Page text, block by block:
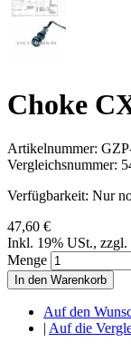
Choke
Artikelnummer:
Vergleichsnummer:
Verfügbarkeit: Nur
47,60 €
Inkl. 19% USt., zzgl.
Menge
In den Warenkorb
Auf den
| Auf die